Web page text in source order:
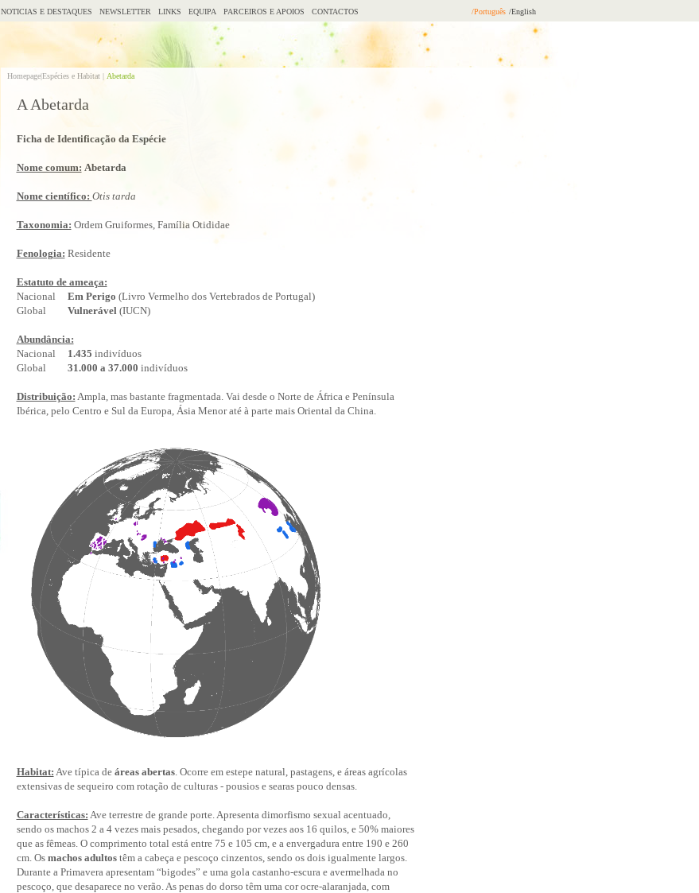
NOTICIAS E DESTAQUES NEWSLETTER LINKS EQUIPA PARCEIROS E APOIOS CONTACTOS /Português /English
Homepage|Espécies e Habitat | Abetarda
A Abetarda
Ficha de Identificação da Espécie
Nome comum: Abetarda
Nome científico: Otis tarda
Taxonomia: Ordem Gruiformes, Família Otididae
Fenologia: Residente
Estatuto de ameaça:
Nacional Em Perigo (Livro Vermelho dos Vertebrados de Portugal)
Global Vulnerável(IUCN)
Abundância:
Nacional 1.435 indivíduos
Global 31.000 a 37.000 indivíduos
Distribuição: Ampla, mas bastante fragmentada. Vai desde o Norte de África e Península
Ibérica, pelo Centro e Sul da Europa, Ásia Menor até à parte mais Oriental da China.
Habitat: Ave típica de áreas abertas. Ocorre em estepe natural, pastagens, e áreas agrícolas
extensivas de sequeiro com rotação de culturas - pousios e searas pouco densas.
Características: Ave terrestre de grande porte. Apresenta dimorfismo sexual acentuado,
sendo os machos 2 a 4 vezes mais pesados, chegando por vezes aos 16 quilos, e 50% maiores
que as fêmeas. O comprimento total está entre 75 e 105 cm, e a envergadura entre 190 e 260
cm. Os machos adultostêm a cabeça e pescoço cinzentos, sendo os dois igualmente largos.
Durante a Primavera apresentam “bigodes” e uma gola castanho-escura e avermelhada no
pescoço, que desaparece no verão. As penas do dorso têm uma cor ocre-alaranjada, com